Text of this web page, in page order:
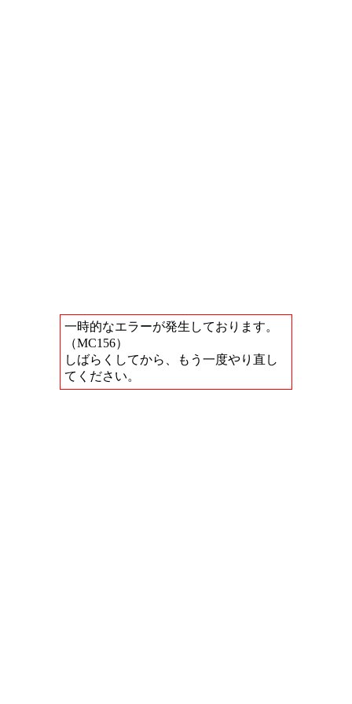
一時的なエラーが発生しております。
（MC156）
しばらくしてから、もう一度やり直し
てください。